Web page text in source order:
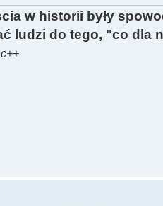
w historii były
ludzi do tego, "co dla